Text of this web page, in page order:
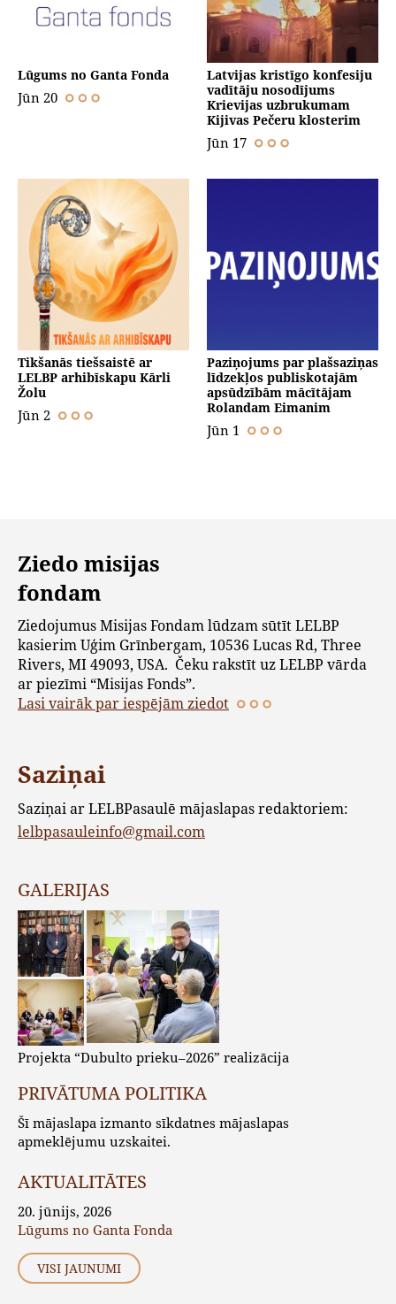
Lūgums no Ganta Fonda
Jūn 20
Latvijas kristīgo konfesiju
vadītāju nosodījums
Krievijas uzbrukumam
Kijivas Pečeru klosterim
Jūn 17
Tikšanās tiešsaistē ar
LELBP arhibīskapu Kārli
Žolu
Jūn 2
Paziņojums par plašsaziņas
līdzekļos publiskotajām
apsūdzībām mācītājam
Rolandam Eimanim
Jūn 1
Ziedo misijas
fondam
Ziedojumus Misijas Fondam lūdzam sūtīt LELBP
kasierim Uģim Grīnbergam, 10536 Lucas Rd, Three
Rivers, MI 49093, USA. Čeku rakstīt uz LELBP vārda
ar piezīmi “Misijas Fonds”.
Lasi vairāk par iespējām ziedot
Saziņai
Saziņai ar LELBPasaulē mājaslapas redaktoriem:
lelbpasauleinfo@gmail.com
GALERIJAS
Projekta “Dubulto prieku–2026” realizācija
PRIVĀTUMA POLITIKA
Šī mājaslapa izmanto sīkdatnes mājaslapas
apmeklējumu uzskaitei.
AKTUALITĀTES
20. jūnijs, 2026
Lūgums no Ganta Fonda
VISI JAUNUMI